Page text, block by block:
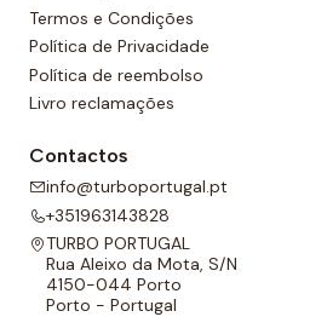
Termos e Condições
Política de Privacidade
Política de reembolso
Livro reclamações
Contactos
info@turboportugal.pt
+351963143828
TURBO PORTUGAL
Rua Aleixo da Mota, S/N
4150-044 Porto
Porto - Portugal